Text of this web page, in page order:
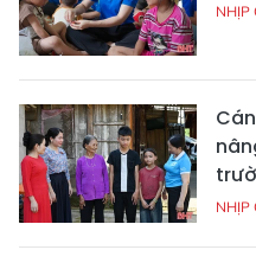
NHỊP
NHỊP